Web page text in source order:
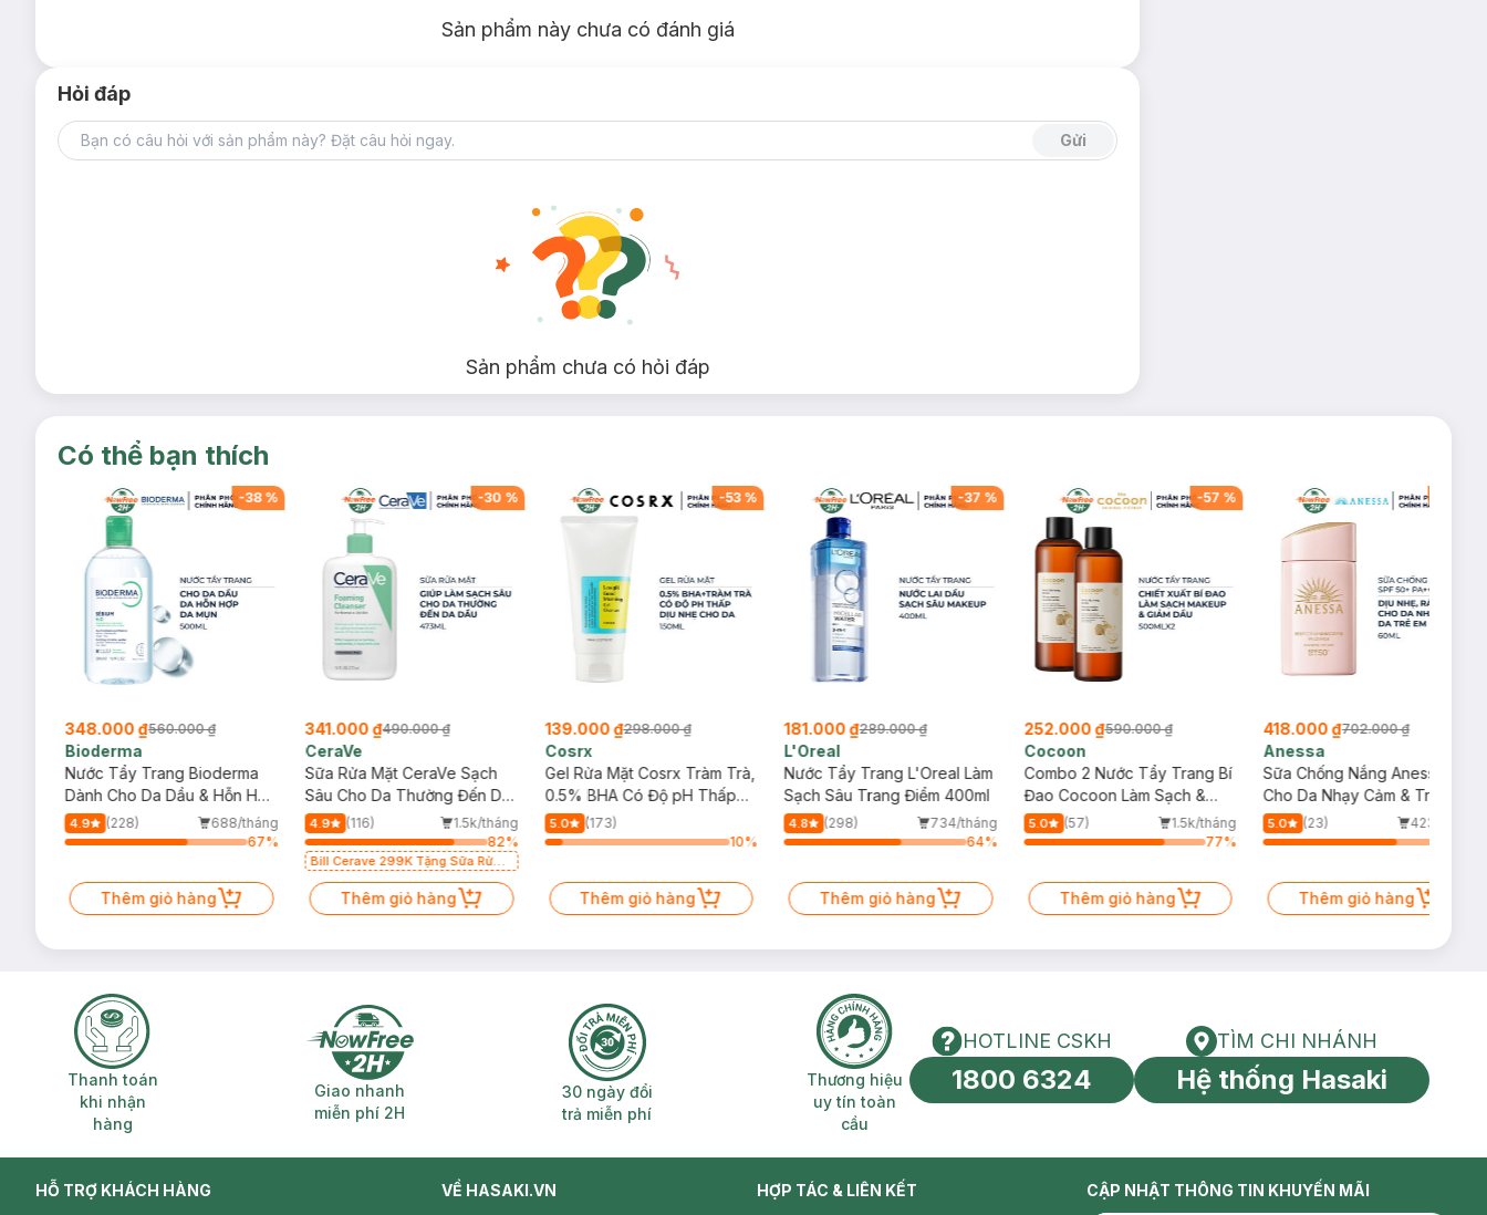
Sản phẩm này chưa có đánh giá
Hỏi đáp
Gửi
Sản phẩm chưa có hỏi đáp
Có thể bạn thích
-38%
348.000 ₫560.000 ₫
Bioderma
Nước Tẩy Trang Bioderma
Dành Cho Da Dầu & Hỗn Hợp
500ml
4.9 (228)
688/tháng
67%
Thêm giỏ hàng
-30 %
341.000 ₫490.000 ₫
CeraVe
Sữa Rửa Mặt CeraVe Sạch
Sâu Cho Da Thường Đến Da
Dầu 473ml
4.9 (116)
1.5k/tháng
82%
Bill Cerave 299K Tặng Sữa Rửa
Mặt Cerave 30ml (SL có hạn)
Thêm giỏ hàng
-53%
139.000 ₫298.000 ₫
Cosrx
Gel Rửa Mặt Cosrx Tràm Trà,
0.5% BHA Có Độ pH Thấp
150ml
5.0
(173)
10%
Thêm giỏ hàng
-37 %
181.000 ₫289.000 ₫
L'Oreal
Nước Tẩy Trang L'Oreal Làm
Sạch Sâu Trang Điểm 400ml
4.8 (298)
734/tháng
64%
Thêm giỏ hàng
-57 %
252.000 ₫590.000 ₫
Cocoon
Combo 2 Nước Tẩy Trang Bí
Đao Cocoon Làm Sạch &
Giảm Dầu 500ml
5.0 (57)
1.5k/tháng
77%
Thêm giỏ hàng
418.000 ₫702.000 ₫
Anessa
Sữa Chống Nắng Anessa
Cho Da Nhạy Cảm & Trẻ Em
60ml (Mới)
5.0 (23)
423/tháng
Thêm giỏ hàng
Thanh toán khi nhận hàng
Thanh toán
khi nhận
hàng
Giao nhanh miễn phí 2H
Giao nhanh
miễn phí 2H
30 ngày đổi trả miễn phí
30 ngày đổi
trả miễn phí
Thương hiệu uy tín toàn cầu
Thương hiệu
uy tín toàn
cầu
HOTLINE CSKH
HOTLINE CSKH
1800 6324
Tìm chi nhánh
TÌM CHI NHÁNH
Hệ thống Hasaki
HỖ TRỢ KHÁCH HÀNG VỀ HASAKI.VN HỢP TÁC & LIÊN KẾT CẬP NHẬT THÔNG TIN KHUYẾN MÃI